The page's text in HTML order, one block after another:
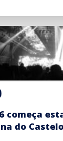
começa
do Castelo